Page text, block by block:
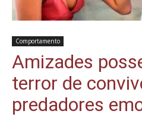
Comportamento
Amizades
terror de
predadores